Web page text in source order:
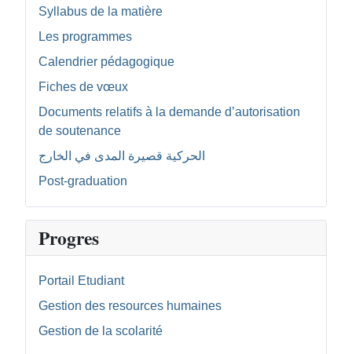
Syllabus de la matière
Les programmes
Calendrier pédagogique
Fiches de vœux
Documents relatifs à la demande d’autorisation
de soutenance
الحركية قصيرة المدى في الخارج
Post-graduation
Progres
Portail Etudiant
Gestion des resources humaines
Gestion de la scolarité